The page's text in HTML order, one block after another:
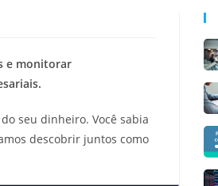
e monitorar
seu dinheiro. Você sabia
descobrir juntos como